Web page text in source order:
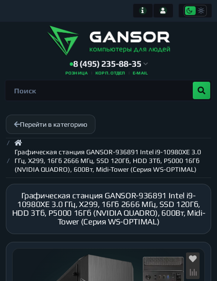
8 (495) 235-88-35
РОЗНИЦА КОРП. ОТДЕЛ E-MAIL
Перейти в категорию
Графическая станция GANSOR-936891 Intel i9-10980XE 3.0
ГГц, X299, 16Гб 2666 МГц, SSD 120Гб, HDD 3Тб, P5000 16Гб
(NVIDIA QUADRO), 600Вт, Midi-Tower (Серия WS-OPTIMAL)
Графическая станция GANSOR-936891 Intel i9-
10980XE 3.0 ГГц, X299, 16Гб 2666 МГц, SSD 120Гб,
HDD 3Тб, P5000 16Гб (NVIDIA QUADRO), 600Вт, Midi-
Tower (Серия WS-OPTIMAL)